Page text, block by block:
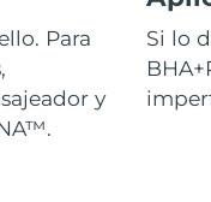
Para
y
Si lo